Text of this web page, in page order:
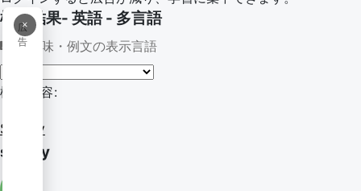
×
広
告
検索結果- 英語 - 多言語
意味・例文の表示言語
検索内容:
Silvery
silvery